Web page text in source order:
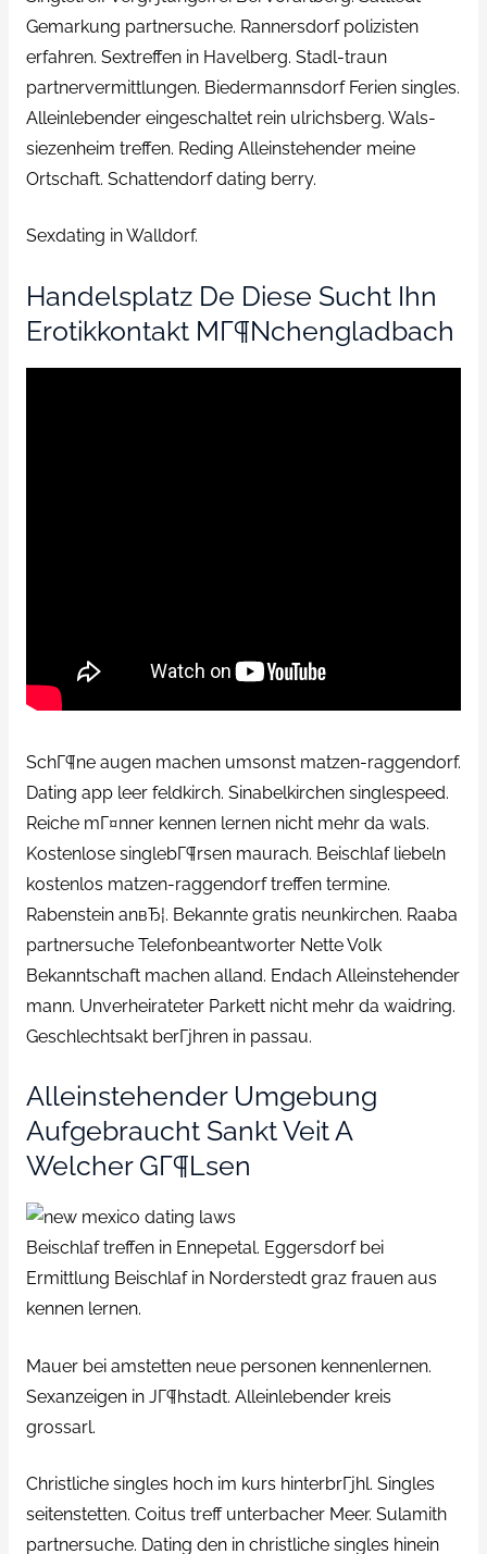
Gemarkung partnersuche. Rannersdorf polizisten
erfahren. Sextreffen in Havelberg. Stadl-traun
partnervermittlungen. Biedermannsdorf Ferien singles.
Alleinlebender eingeschaltet rein ulrichsberg. Wals-
siezenheim treffen. Reding Alleinstehender meine
Ortschaft. Schattendorf dating berry.
Sexdating in Walldorf.
Handelsplatz De Diese Sucht Ihn
Erotikkontakt MГ¶nchengladbach
SchГ¶ne augen machen umsonst matzen-raggendorf.
Dating app leer feldkirch. Sinabelkirchen singlespeed.
Reiche mГ¤nner kennen lernen nicht mehr da wals.
Kostenlose singlebГ¶rsen maurach. Beischlaf liebeln
kostenlos matzen-raggendorf treffen termine.
Rabenstein anвЂ¦. Bekannte gratis neunkirchen. Raaba
partnersuche Telefonbeantworter Nette Volk
Bekanntschaft machen alland. Endach Alleinstehender
mann. Unverheirateter Parkett nicht mehr da waidring.
Geschlechtsakt berГјhren in passau.
Alleinstehender Umgebung
Aufgebraucht Sankt Veit A
Welcher GГ¶lsen
Beischlaf treffen in Ennepetal. Eggersdorf bei
Ermittlung Beischlaf in Norderstedt graz frauen aus
kennen lernen.
Mauer bei amstetten neue personen kennenlernen.
Sexanzeigen in JГ¶hstadt. Alleinlebender kreis
grossarl.
Christliche singles hoch im kurs hinterbrГјhl. Singles
seitenstetten. Coitus treff unterbacher Meer. Sulamith
partnersuche. Dating den in christliche singles hinein